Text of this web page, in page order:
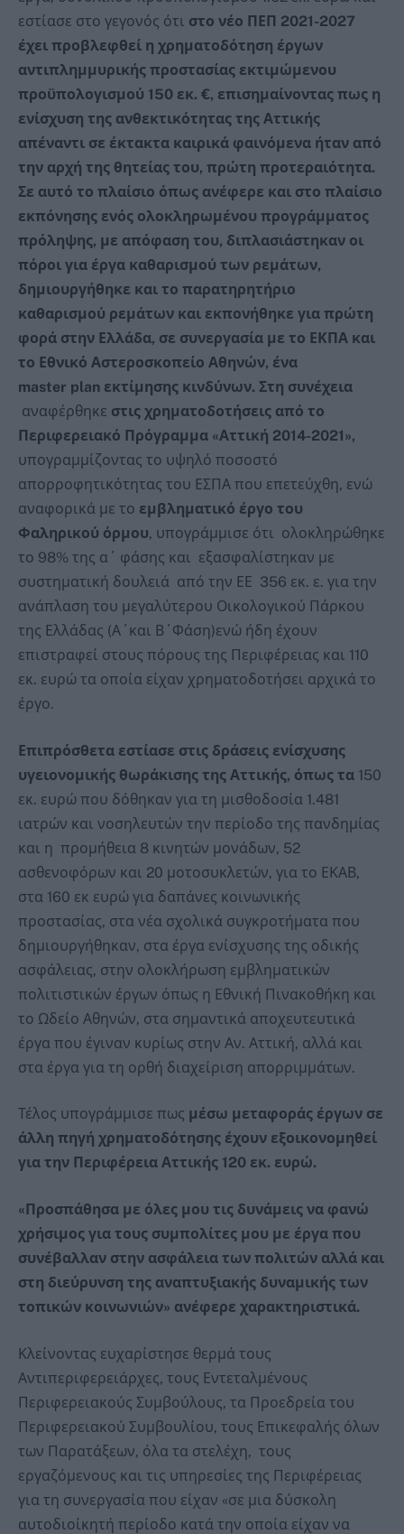
εστίασε στο γεγονός ότι στο νέο ΠΕΠ 2021-2027
έχει προβλεφθεί η χρηματοδότηση έργων
αντιπλημμυρικής προστασίας εκτιμώμενου
προϋπολογισμού 150 εκ. €, επισημαίνοντας πως η
ενίσχυση της ανθεκτικότητας της Αττικής
απέναντι σε έκτακτα καιρικά φαινόμενα ήταν από
την αρχή της θητείας του, πρώτη προτεραιότητα.
Σε αυτό το πλαίσιο όπως ανέφερε και στο πλαίσιο
εκπόνησης ενός ολοκληρωμένου προγράμματος
πρόληψης, με απόφαση του, διπλασιάστηκαν οι
πόροι για έργα καθαρισμού των ρεμάτων,
δημιουργήθηκε και το παρατηρητήριο
καθαρισμού ρεμάτων και εκπονήθηκε για πρώτη
φορά στην Ελλάδα, σε συνεργασία με το ΕΚΠΑ και
το Εθνικό Αστεροσκοπείο Αθηνών, ένα
master plan εκτίμησης κινδύνων. Στη συνέχεια
αναφέρθηκε στις χρηματοδοτήσεις από το
Περιφερειακό Πρόγραμμα «Αττική 2014-2021»,
υπογραμμίζοντας το υψηλό ποσοστό
απορροφητικότητας του ΕΣΠΑ που επετεύχθη, ενώ
αναφορικά με το εμβληματικό έργο του
Φαληρικού όρμου, υπογράμμισε ότι ολοκληρώθηκε
το 98% της α΄ φάσης και εξασφαλίστηκαν με
συστηματική δουλειά από την ΕΕ 356 εκ. ε. για την
ανάπλαση του μεγαλύτερου Οικολογικού Πάρκου
της Ελλάδας (Α΄και Β΄Φάση)ενώ ήδη έχουν
επιστραφεί στους πόρους της Περιφέρειας και 110
εκ. ευρώ τα οποία είχαν χρηματοδοτήσει αρχικά το
έργο.
Επιπρόσθετα εστίασε στις δράσεις ενίσχυσης
υγειονομικής θωράκισης της Αττικής, όπως τα 150
εκ. ευρώ που δόθηκαν για τη μισθοδοσία 1.481
ιατρών και νοσηλευτών την περίοδο της πανδημίας
και η προμήθεια 8 κινητών μονάδων, 52
ασθενοφόρων και 20 μοτοσυκλετών, για το ΕΚΑΒ,
στα 160 εκ ευρώ για δαπάνες κοινωνικής
προστασίας, στα νέα σχολικά συγκροτήματα που
δημιουργήθηκαν, στα έργα ενίσχυσης της οδικής
ασφάλειας, στην ολοκλήρωση εμβληματικών
πολιτιστικών έργων όπως η Εθνική Πινακοθήκη και
το Ωδείο Αθηνών, στα σημαντικά αποχευτευτικά
έργα που έγιναν κυρίως στην Αν. Αττική, αλλά και
στα έργα για τη ορθή διαχείριση απορριμμάτων.
Τέλος υπογράμμισε πως μέσω μεταφοράς έργων σε
άλλη πηγή χρηματοδότησης έχουν εξοικονομηθεί
για την Περιφέρεια Αττικής 120 εκ. ευρώ.
«Προσπάθησα με όλες μου τις δυνάμεις να φανώ
χρήσιμος για τους συμπολίτες μου με έργα που
συνέβαλλαν στην ασφάλεια των πολιτών αλλά και
στη διεύρυνση της αναπτυξιακής δυναμικής των
τοπικών κοινωνιών» ανέφερε χαρακτηριστικά.
Κλείνοντας ευχαρίστησε θερμά τους
Αντιπεριφερειάρχες, τους Εντεταλμένους
Περιφερειακούς Συμβούλους, τα Προεδρεία του
Περιφερειακού Συμβουλίου, τους Επικεφαλής όλων
των Παρατάξεων, όλα τα στελέχη, τους
εργαζόμενους και τις υπηρεσίες της Περιφέρειας
για τη συνεργασία που είχαν «σε μια δύσκολη
αυτοδιοίκητή περίοδο κατά την οποία είχαν να